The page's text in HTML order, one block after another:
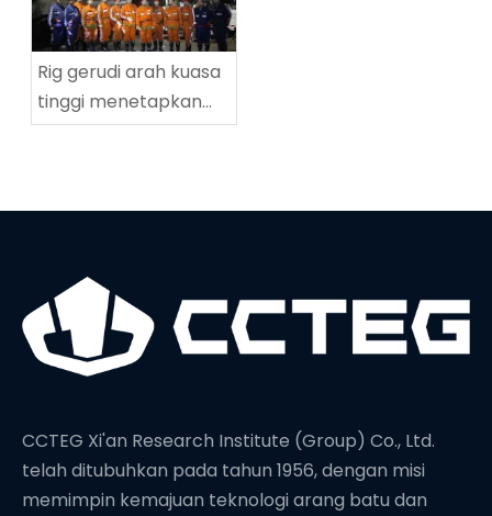
Rig gerudi arah kuasa
tinggi menetapkan
rekod dunia baru
CCTEG Xi'an Research Institute (Group) Co., Ltd.
telah ditubuhkan pada tahun 1956, dengan misi
memimpin kemajuan teknologi arang batu dan